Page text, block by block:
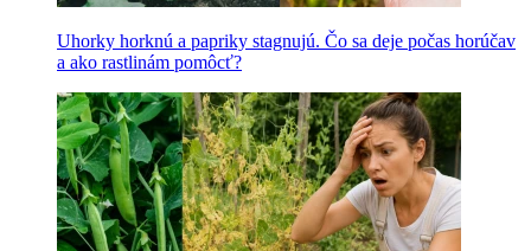
Uhorky horknú a papriky stagnujú. Čo sa deje počas horúčav
a ako rastlinám pomôcť?